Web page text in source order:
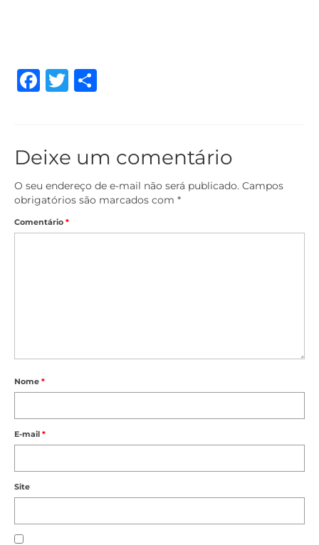
Facebook
Twitter
Deixe um comentário
O seu endereço de e-mail não será publicado. Campos
obrigatórios são marcados com *
Comentário *
Nome *
E-mail *
Site